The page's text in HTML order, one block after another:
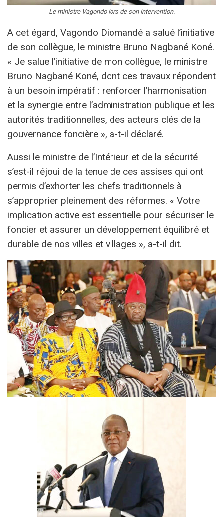
Le ministre Vagondo lors de son intervention.
A cet égard, Vagondo Diomandé a salué l’initiative
de son collègue, le ministre Bruno Nagbané Koné.
« Je salue l’initiative de mon collègue, le ministre
Bruno Nagbané Koné, dont ces travaux répondent
à un besoin impératif : renforcer l’harmonisation
et la synergie entre l’administration publique et les
autorités traditionnelles, des acteurs clés de la
gouvernance foncière », a-t-il déclaré.
Aussi le ministre de l’Intérieur et de la sécurité
s’est-il réjoui de la tenue de ces assises qui ont
permis d’exhorter les chefs traditionnels à
s’approprier pleinement des réformes. « Votre
implication active est essentielle pour sécuriser le
foncier et assurer un développement équilibré et
durable de nos villes et villages », a-t-il dit.